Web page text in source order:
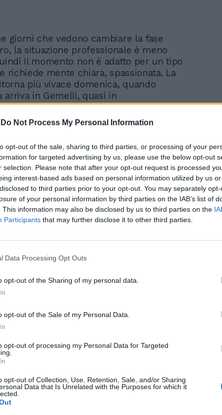
Do Not Process My Personal Information
opt-out of the sale, sharing to third parties, or processing of your
for targeted advertising by us, please use the below opt-out
selection. Please note that after your opt-out request is processed
interest-based ads based on personal information utilized by us
to third parties prior to your opt-out. You may separately
of your personal information by third parties on the IAB’s list of
This information may also be disclosed by us to third parties on the
Participants that may further disclose it to other third parties.
Data Processing Opt Outs
opt-out of the Sharing of my personal data.
opt-out of the Sale of my Personal Data.
opt-out of processing my Personal Data for Targeted
opt-out of Collection, Use, Retention, Sale, and/or Sharing
Data that Is Unrelated with the Purposes for which it
giorni che vedono cambiare la fase
la situazione professionale è meno
il momento non è adatto per un tipo
richiede mente chiara, spassionata. La
più vivace domenica, quando
arriva in Gemelli, quasi in
a Mercurio, troverete come d'incanto
di profitto e d'amore a cui state
questo venerdì. Sarete molto impulsivi,
nasce in Toro, segno che occupa uno
nel vostro oroscopo, per quanto
finanziarie e professionali, di
anche per i rapporti con le autorità che
segno e Marte, fin qui nemico
di essere approfonditi. Nuovi
per il vostro successo, specie di
aspetta nel prossimo futuro, sarà
Luna nuova in Toro, che prevede
già la settimana prossima di nuove
scontri per motivi di interesse
anche con le persone vicine. Il disturbo